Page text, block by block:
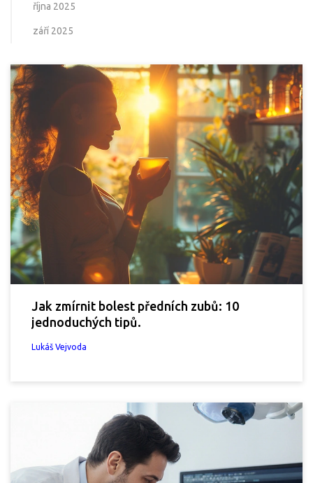
října 2025
září 2025
Jak zmírnit bolest předních zubů: 10
jednoduchých tipů.
Lukáš Vejvoda